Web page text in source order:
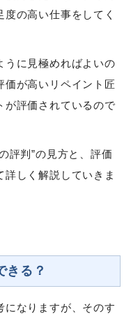
の高い仕事をしてく
うに見極めればよいの
価が高いリペイント匠
が評価されているので
評判”の見方と、評価
しく解説していきま
きる？
になりますが、そのす